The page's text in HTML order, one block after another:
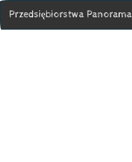
Przedsiębiorstwa Panorama